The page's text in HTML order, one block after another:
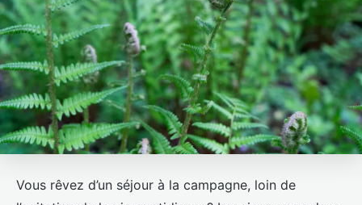
Vous rêvez d’un séjour à la campagne, loin de